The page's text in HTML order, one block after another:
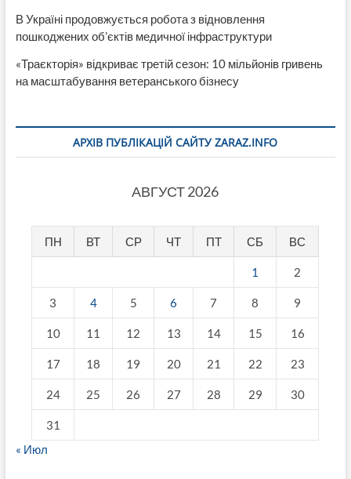
В Україні продовжується робота з відновлення
пошкоджених об’єктів медичної інфраструктури
«Траєкторія» відкриває третій сезон: 10 мільйонів гривень
на масштабування ветеранського бізнесу
АРХІВ ПУБЛІКАЦІЙ САЙТУ ZARAZ.INFO
АВГУСТ 2026
ПН ВТ СР ЧТ ПТ СБ ВС
1 2
3 4 5 6 7 8 9
10 11 12 13 14 15 16
17 18 19 20 21 22 23
24 25 26 27 28 29 30
31
« Июл